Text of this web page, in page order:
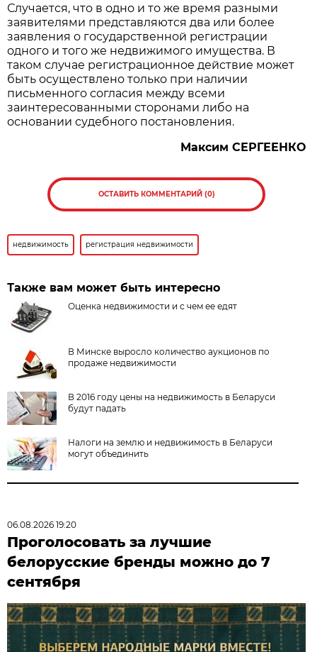
Случается, что в одно и то же время разными
заявителями представляются два или более
заявления о государственной регистрации
одного и того же недвижимого имущества. В
таком случае регистрационное действие может
быть осуществлено только при наличии
письменного согласия между всеми
заинтересованными сторонами либо на
основании судебного постановления.
Максим СЕРГЕЕНКО
ОСТАВИТЬ КОММЕНТАРИЙ (0)
недвижимость регистрация недвижимости
Также вам может быть интересно
Оценка недвижимости и с чем ее едят
В Минске выросло количество аукционов по
продаже недвижимости
В 2016 году цены на недвижимость в Беларуси
будут падать
Налоги на землю и недвижимость в Беларуси
могут объединить
06.08.2026 19:20
Проголосовать за лучшие
белорусские бренды можно до 7
сентября